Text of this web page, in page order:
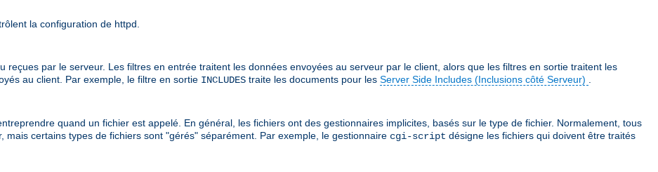
la configuration de httpd.
reçues par le serveur. Les filtres en entrée traitent les données envoyées au serveur par le client, alors que les filtres en sortie traitent les
au client. Par exemple, le filtre en sortie INCLUDES traite les documents pour les Server Side Includes (Inclusions côté Serveur)
quand un fichier est appelé. En général, les fichiers ont des gestionnaires implicites, basés sur le type de fichier. Normalement, tous
mais certains types de fichiers sont "gérés" séparément. Par exemple, le gestionnaire cgi-script désigne les fichiers qui doivent être traités